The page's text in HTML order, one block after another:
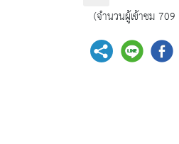
(จำนวนผู้เข้าชม 709